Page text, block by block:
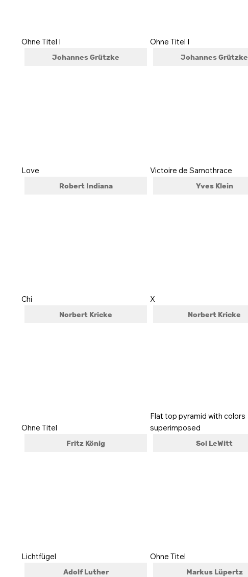
Ohne Titel I
Johannes Grützke
Ohne Titel I
Johannes Grützke
Love
Robert Indiana
Victoire de Samothrace
Yves Klein
Chi
Norbert Kricke
X
Norbert Kricke
Ohne Titel
Fritz König
Flat top pyramid with colors
superimposed
Sol LeWitt
Lichtfügel
Adolf Luther
Ohne Titel
Markus Lüpertz